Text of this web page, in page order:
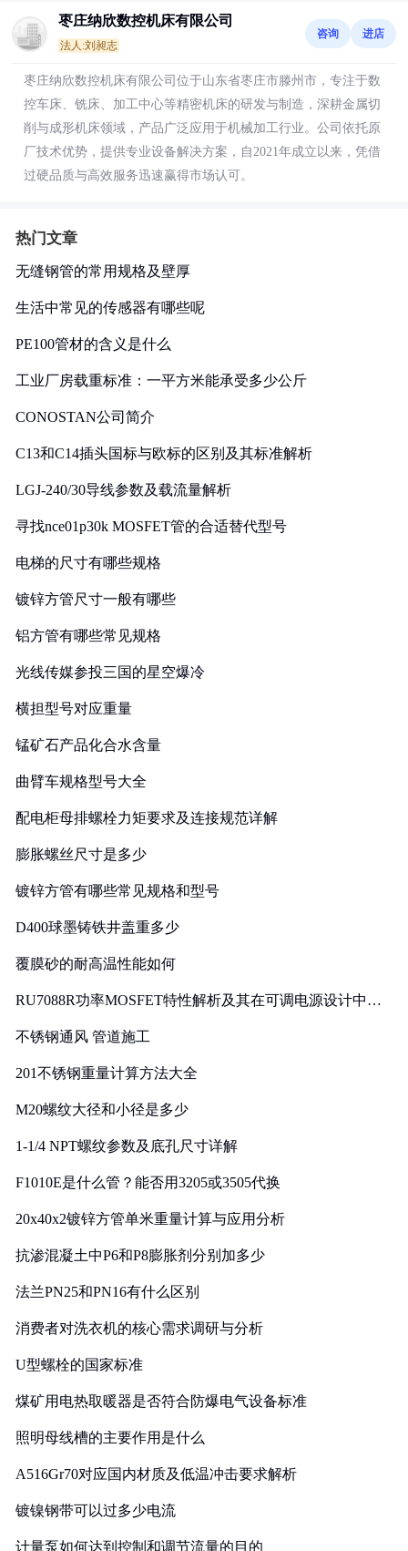
枣庄纳欣数控机床有限公司
法人:刘昶志
咨询 进店
枣庄纳欣数控机床有限公司位于山东省枣庄市滕州市，专注于数
控车床、铣床、加工中心等精密机床的研发与制造，深耕金属切
削与成形机床领域，产品广泛应用于机械加工行业。公司依托原
厂技术优势，提供专业设备解决方案，自2021年成立以来，凭借
过硬品质与高效服务迅速赢得市场认可。
热门文章
无缝钢管的常用规格及壁厚
生活中常见的传感器有哪些呢
PE100管材的含义是什么
工业厂房载重标准：一平方米能承受多少公斤
CONOSTAN公司简介
C13和C14插头国标与欧标的区别及其标准解析
LGJ-240/30导线参数及载流量解析
寻找nce01p30k MOSFET管的合适替代型号
电梯的尺寸有哪些规格
镀锌方管尺寸一般有哪些
铝方管有哪些常见规格
光线传媒参投三国的星空爆冷
横担型号对应重量
锰矿石产品化合水含量
曲臂车规格型号大全
配电柜母排螺栓力矩要求及连接规范详解
膨胀螺丝尺寸是多少
镀锌方管有哪些常见规格和型号
D400球墨铸铁井盖重多少
覆膜砂的耐高温性能如何
RU7088R功率MOSFET特性解析及其在可调电源设计中的
不锈钢通风 管道施工
201不锈钢重量计算方法大全
M20螺纹大径和小径是多少
1-1/4 NPT螺纹参数及底孔尺寸详解
F1010E是什么管？能否用3205或3505代换
20x40x2镀锌方管单米重量计算与应用分析
抗渗混凝土中P6和P8膨胀剂分别加多少
法兰PN25和PN16有什么区别
消费者对洗衣机的核心需求调研与分析
U型螺栓的国家标准
煤矿用电热取暖器是否符合防爆电气设备标准
照明母线槽的主要作用是什么
A516Gr70对应国内材质及低温冲击要求解析
镀镍钢带可以过多少电流
计量泵如何达到控制和调节流量的目的